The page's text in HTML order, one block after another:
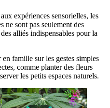
expériences sensorielles, les
ne sont pas seulement des
alliés indispensables pour la
famille sur les gestes simples
comme planter des fleurs
les petits espaces naturels.